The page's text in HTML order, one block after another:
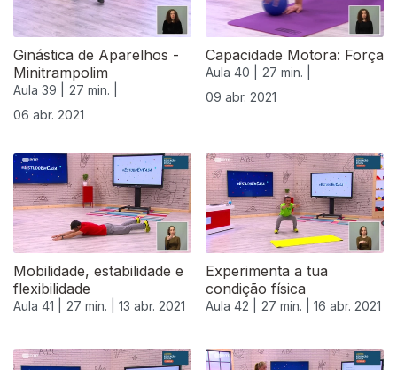
Ginástica de Aparelhos -
Minitrampolim
Aula 39 |
27 min. |
06 abr. 2021
Capacidade Motora: Força
Aula 40 |
27 min. |
09 abr. 2021
Mobilidade, estabilidade e
flexibilidade
Aula 41 | 27 min. | 13 abr. 2021
Experimenta a tua
condição física
Aula 42 | 27 min. | 16 abr. 2021